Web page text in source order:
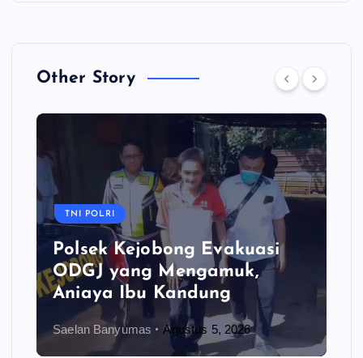
Other Story
TNI POLRI
Polsek Kejobong Evakuasi
ODGJ yang Mengamuk,
Aniaya Ibu Kandung
Saelan Banyumas Agustus 5, 2026